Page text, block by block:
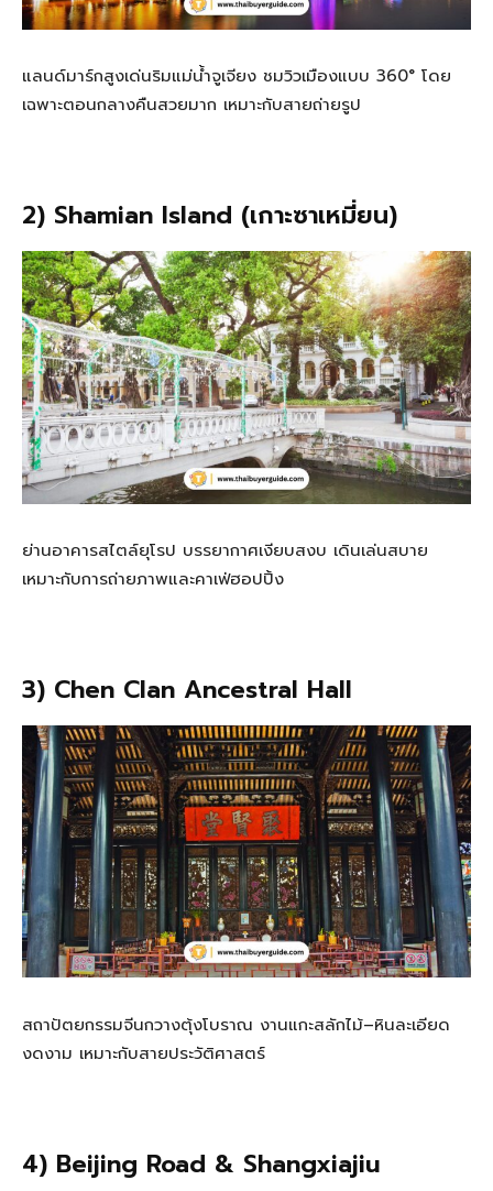
แลนด์มาร์กสูงเด่นริมแม่น้ำจูเจียง ชมวิวเมืองแบบ 360° โดย
เฉพาะตอนกลางคืนสวยมาก เหมาะกับสายถ่ายรูป
2) Shamian Island (เกาะซาเหมี่ยน)
ย่านอาคารสไตล์ยุโรป บรรยากาศเงียบสงบ เดินเล่นสบาย
เหมาะกับการถ่ายภาพและคาเฟ่ฮอปปิ้ง
3) Chen Clan Ancestral Hall
สถาปัตยกรรมจีนกวางตุ้งโบราณ งานแกะสลักไม้–หินละเอียด
งดงาม เหมาะกับสายประวัติศาสตร์
4) Beijing Road & Shangxiajiu